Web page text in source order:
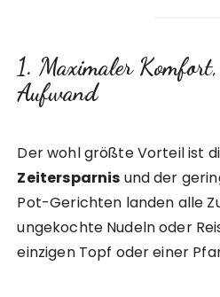
1. Maximaler
Aufwand
Der wohl größte Vorteil ist
Zeitersparnis und der
Pot-Gerichten landen alle
ungekochte Nudeln oder
einzigen Topf oder einer